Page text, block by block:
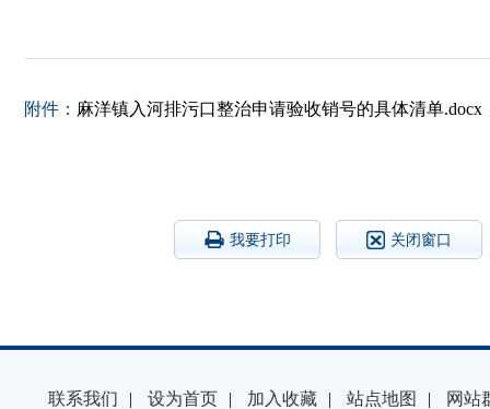
附件： 麻洋镇入河排污口整治申请验收销号的具体清单.docx
我要打印 关闭窗口
联系我们 | 设为首页 | 加入收藏 | 站点地图 | 网站